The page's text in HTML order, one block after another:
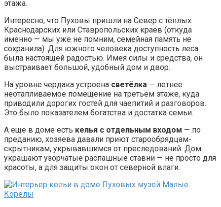
этажа.
Интересно, что Пуховы пришли на Север с тёплых
Краснодарских или Ставропольских краёв (откуда
именно — мы уже не помним, семейная память не
сохранила). Для южного человека доступность леса
была настоящей радостью. Имея силы и средства, он
выстраивает большой, удобный дом и двор.
На уровне чердака устроена светёлка — летнее
неотапливаемое помещение на третьем этаже, куда
приводили дорогих гостей для чаепитий и разговоров.
Это было показателем богатства и достатка семьи.
А ещё в доме есть келья с отдельным входом — по
преданию, хозяева давали приют старообрядцам-
скрытникам, укрывавшимся от преследований. Дом
украшают узорчатые распашные ставни — не просто для
красоты, а для защиты окон от северной влаги.